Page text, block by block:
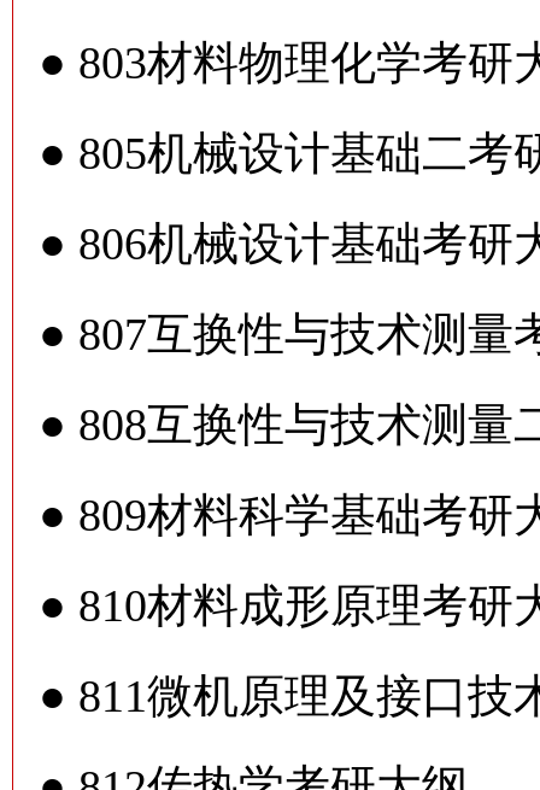
● 803材料物理化学考研
● 805机械设计基础二考
● 806机械设计基础考研
● 807互换性与技术测量
● 808互换性与技术测量
● 809材料科学基础考研
● 810材料成形原理考研
● 811微机原理及接口技